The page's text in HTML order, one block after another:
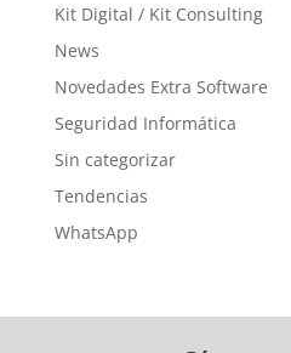
Kit Digital / Kit Consulting
News
Novedades Extra Software
Seguridad Informática
Sin categorizar
Tendencias
WhatsApp